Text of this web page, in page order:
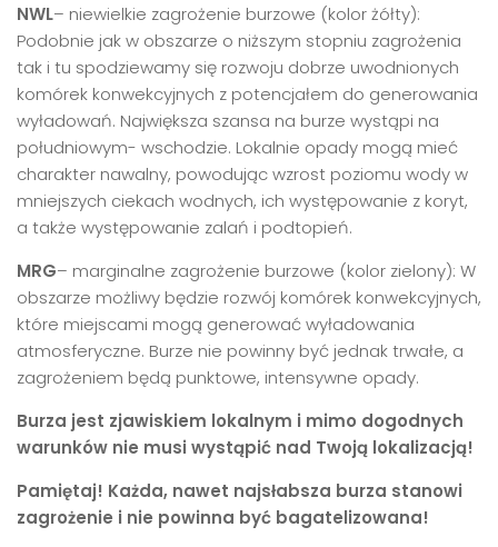
NWL– niewielkie zagrożenie burzowe (kolor żółty):
Podobnie jak w obszarze o niższym stopniu zagrożenia
tak i tu spodziewamy się rozwoju dobrze uwodnionych
komórek konwekcyjnych z potencjałem do generowania
wyładowań. Największa szansa na burze wystąpi na
południowym- wschodzie. Lokalnie opady mogą mieć
charakter nawalny, powodując wzrost poziomu wody w
mniejszych ciekach wodnych, ich występowanie z koryt,
a także występowanie zalań i podtopień.
MRG– marginalne zagrożenie burzowe (kolor zielony): W
obszarze możliwy będzie rozwój komórek konwekcyjnych,
które miejscami mogą generować wyładowania
atmosferyczne. Burze nie powinny być jednak trwałe, a
zagrożeniem będą punktowe, intensywne opady.
Burza jest zjawiskiem lokalnym i mimo dogodnych
warunków nie musi wystąpić nad Twoją lokalizacją!
Pamiętaj! Każda, nawet najsłabsza burza stanowi
zagrożenie i nie powinna być bagatelizowana!